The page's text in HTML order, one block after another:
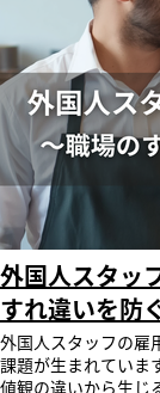
略・研修教育を高
スキルギャップを埋
人的資本価値を向
株式会社レビックグ
社ウィザスのグル
ム）、タレントマ
向け動画を提供して
ウハウをベースに
会社レビックグロ
ビル2号館4階 代表
LMS（学習管理シス
ングコンテンツ・企
マネジメントの個人
業 URL ：https://
せ先 株式会社レビ
105-0014 東京都港
03（6824）9782
設定できる「カス
した実践的なトレ
バック、そしてロ
の大幅削減を実現し
のパフォーマンス向
で、エンゲージメ
SmartSkill Talkが選
価 シナリオも評価
る「正解」を全社で
したことが、幅広
現場を再現した質の
き、身についたスキ
環境を実現していま
操作により、運用の
トを大幅に削減し、
トパフォーマンス
全体のパフォーマン
外国人スタッ
すれ違いを防
外国人スタッフの雇
課題が生まれていま
値観の違いから生じ